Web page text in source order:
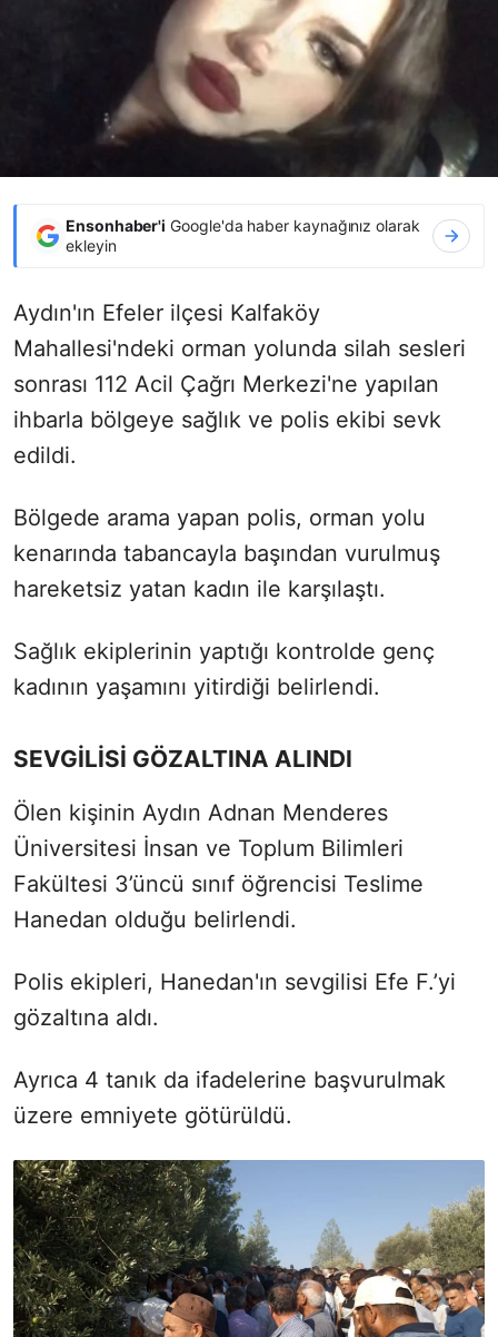
Ensonhaber'i Google'da haber kaynağınız olarak
ekleyin
Aydın'ın Efeler ilçesi Kalfaköy
Mahallesi'ndeki orman yolunda silah sesleri
sonrası 112 Acil Çağrı Merkezi'ne yapılan
ihbarla bölgeye sağlık ve polis ekibi sevk
edildi.
Bölgede arama yapan polis, orman yolu
kenarında tabancayla başından vurulmuş
hareketsiz yatan kadın ile karşılaştı.
Sağlık ekiplerinin yaptığı kontrolde genç
kadının yaşamını yitirdiği belirlendi.
SEVGİLİSİ GÖZALTINA ALINDI
Ölen kişinin Aydın Adnan Menderes
Üniversitesi İnsan ve Toplum Bilimleri
Fakültesi 3’üncü sınıf öğrencisi Teslime
Hanedan olduğu belirlendi.
Polis ekipleri, Hanedan'ın sevgilisi Efe F.’yi
gözaltına aldı.
Ayrıca 4 tanık da ifadelerine başvurulmak
üzere emniyete götürüldü.